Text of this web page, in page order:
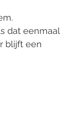
dat eenmaal
blijft een